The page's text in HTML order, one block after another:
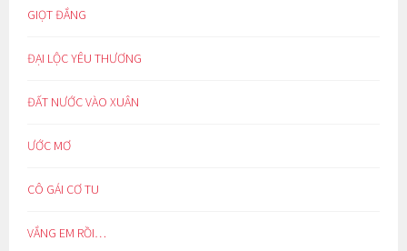
GIỌT ĐẮNG
ĐẠI LỘC YÊU THƯƠNG
ĐẤT NƯỚC VÀO XUÂN
ƯỚC MƠ
CÔ GÁI CƠ TU
VẮNG EM RỒI…